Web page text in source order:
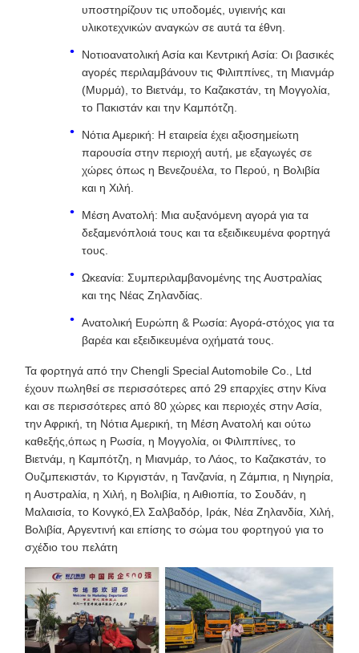
υποστηρίζουν τις υποδομές, υγιεινής και
υλικοτεχνικών αναγκών σε αυτά τα έθνη.
Νοτιοανατολική Ασία και Κεντρική Ασία: Οι βασικές
αγορές περιλαμβάνουν τις Φιλιππίνες, τη Μιανμάρ
(Μυρμά), το Βιετνάμ, το Καζακστάν, τη Μογγολία,
το Πακιστάν και την Καμπότζη.
Νότια Αμερική: Η εταιρεία έχει αξιοσημείωτη
παρουσία στην περιοχή αυτή, με εξαγωγές σε
χώρες όπως η Βενεζουέλα, το Περού, η Βολιβία
και η Χιλή.
Μέση Ανατολή: Μια αυξανόμενη αγορά για τα
δεξαμενόπλοιά τους και τα εξειδικευμένα φορτηγά
τους.
Ωκεανία: Συμπεριλαμβανομένης της Αυστραλίας
και της Νέας Ζηλανδίας.
Ανατολική Ευρώπη & Ρωσία: Αγορά-στόχος για τα
βαρέα και εξειδικευμένα οχήματά τους.
Τα φορτηγά από την Chengli Special Automobile Co., Ltd
έχουν πωληθεί σε περισσότερες από 29 επαρχίες στην Κίνα
και σε περισσότερες από 80 χώρες και περιοχές στην Ασία,
την Αφρική, τη Νότια Αμερική, τη Μέση Ανατολή και ούτω
καθεξής,όπως η Ρωσία, η Μογγολία, οι Φιλιππίνες, το
Βιετνάμ, η Καμπότζη, η Μιανμάρ, το Λάος, το Καζακστάν, το
Ουζμπεκιστάν, το Κιργιστάν, η Τανζανία, η Ζάμπια, η Νιγηρία,
η Αυστραλία, η Χιλή, η Βολιβία, η Αιθιοπία, το Σουδάν, η
Μαλαισία, το Κονγκό,Ελ Σαλβαδόρ, Ιράκ, Νέα Ζηλανδία, Χιλή,
Βολιβία, Αργεντινή και επίσης το σώμα του φορτηγού για το
σχέδιο του πελάτη